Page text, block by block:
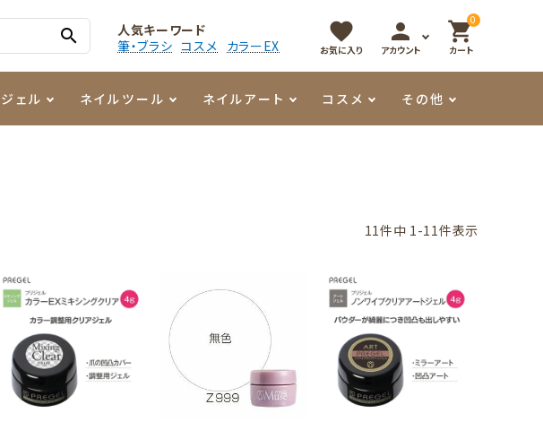
search
人気キーワード
筆・ブラシ コスメ カラーEX
favorite
お気に入り
person
アカウント
0
shopping_cart
カート
ェル
ンク メタリックジェル
カラージェル
ネイルツール
ネイルツール
ネイルアート コスメ その他
11件中 1-11件表示